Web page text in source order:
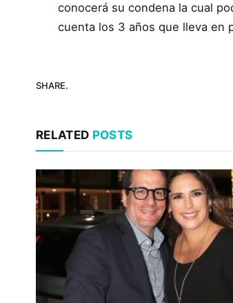
conocerá su condena la cual
cuenta los 3 años que lleva en
SHARE.
RELATED POSTS